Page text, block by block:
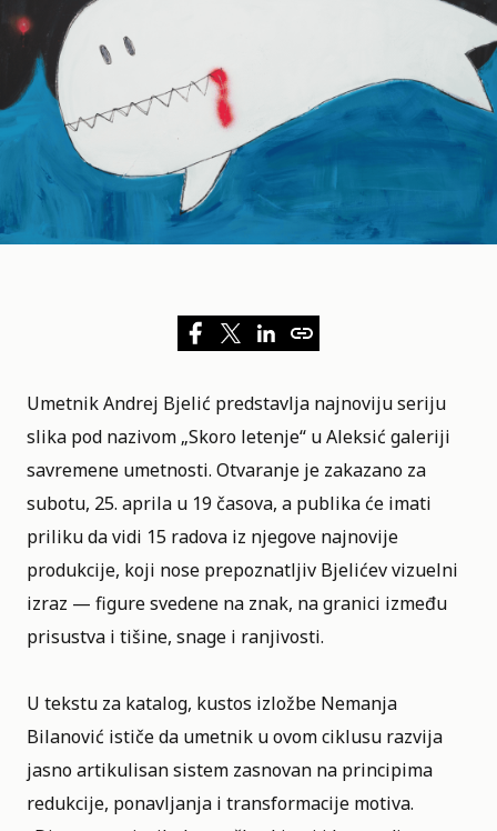
Umetnik Andrej Bjelić predstavlja najnoviju seriju
slika pod nazivom „Skoro letenje“ uAleksić galeriji
savremene umetnosti. Otvaranje je zakazano za
subotu, 25. aprila u 19 časova, a publika će imati
priliku da vidi 15 radova iz njegove najnovije
produkcije, koji nose prepoznatljiv Bjelićev vizuelni
izraz — figure svedene na znak, na granici između
prisustva i tišine, snage i ranjivosti.
U tekstu za katalog, kustos izložbe Nemanja
Bilanović ističe da umetnik u ovom ciklusu razvija
jasno artikulisan sistem zasnovan na principima
redukcije, ponavljanja i transformacije motiva.